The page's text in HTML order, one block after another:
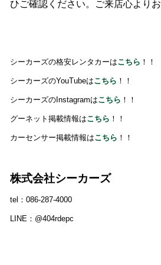
ひご確認ください。ご来店心より
シーカーズの格安レンタカーはこちら ！！
シーカーズのYouTubeはこちら ！！
シーカーズのInstagramはこちら ！！
グーネット掲載情報はこちら ！！
カーセンサー掲載情報はこちら ！！
株式会社シーカーズ
tel：086‐287‐4000
LINE：@404rdepc